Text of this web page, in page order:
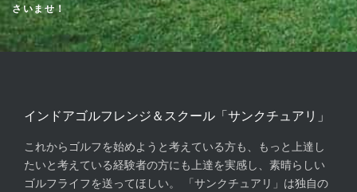
さいませ！
インドアゴルフレンジ＆スクール「サンクチュアリ」
これからゴルフを始めようと考えている方も、もっと上達し
たいと考えている経験者の方にも上達を実感し、素晴らしい
ゴルフライフを送ってほしい。 「サンクチュアリ」は独自の